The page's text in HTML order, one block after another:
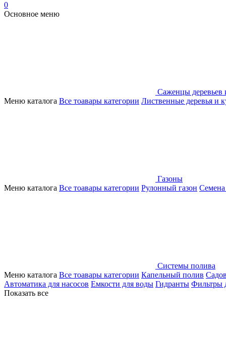
0
Основное меню
Саженцы деревьев
Меню каталога Все тоавары категории Лиственные деревья и
Газоны
Меню каталога Все тоавары категории Рулонный газон Семена
Системы полива
Меню каталога Все тоавары категории Капельный полив
Автоматика для насосов Емкости для воды Гидранты Фильтры
Показать все